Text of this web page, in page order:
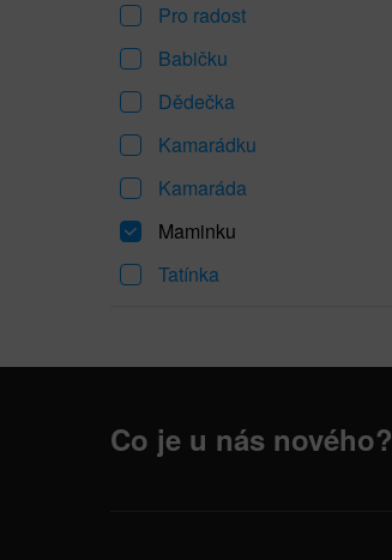
Pro radost
Babičku
Dědečka
Kamarádku
Kamaráda
Maminku
Tatínka
Co je u nás nového?